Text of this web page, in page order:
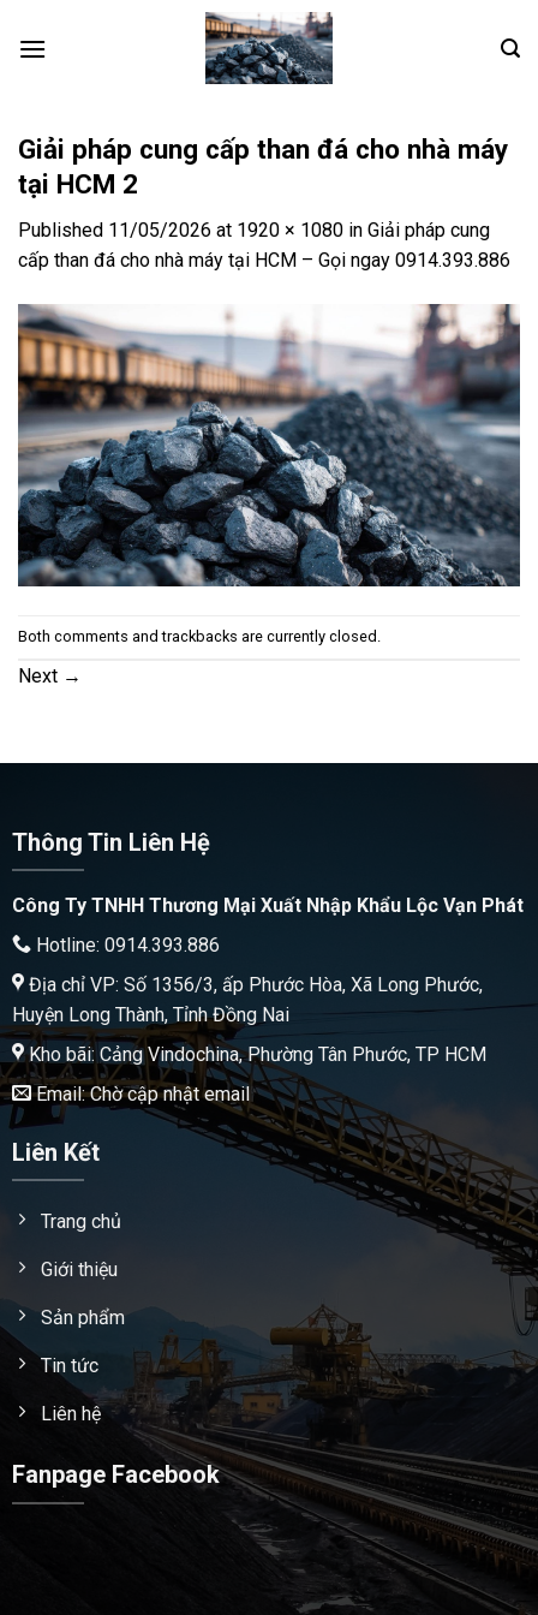
Giải pháp cung cấp than đá cho nhà máy
tại HCM 2
Published 11/05/2026 at 1920 × 1080 in Giải pháp cung
cấp than đá cho nhà máy tại HCM – Gọi ngay 0914.393.886
Both comments and trackbacks are currently closed.
Next →
Thông Tin Liên Hệ
Công Ty TNHH Thương Mại Xuất Nhập Khẩu Lộc Vạn Phát
Hotline: 0914.393.886
Địa chỉ VP: Số 1356/3, ấp Phước Hòa, Xã Long Phước,
Huyện Long Thành, Tỉnh Đồng Nai
Kho bãi: Cảng Vindochina, Phường Tân Phước, TP HCM
Email: Chờ cập nhật email
Liên Kết
Trang chủ
Giới thiệu
Sản phẩm
Tin tức
Liên hệ
Fanpage Facebook